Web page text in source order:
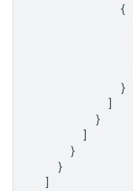
{
}
]
}
]
}
}
]